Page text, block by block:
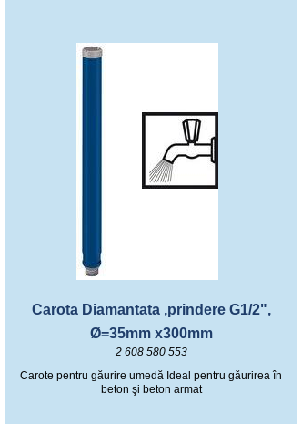
Carota Diamantata ,prindere G1/2",
Ø=35mm x300mm
2 608 580 553
Carote pentru găurire umedă Ideal pentru găurirea în
beton şi beton armat